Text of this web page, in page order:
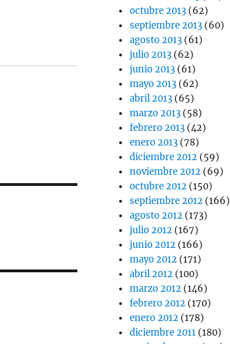
octubre 2013 (62)
septiembre 2013 (60)
agosto 2013 (61)
julio 2013 (62)
junio 2013 (61)
mayo 2013 (62)
abril 2013 (65)
marzo 2013 (58)
febrero 2013 (42)
enero 2013 (78)
diciembre 2012 (59)
noviembre 2012 (69)
octubre 2012 (150)
septiembre 2012 (166)
agosto 2012 (173)
julio 2012 (167)
junio 2012 (166)
mayo 2012 (171)
abril 2012 (100)
marzo 2012 (146)
febrero 2012 (170)
enero 2012 (178)
diciembre 2011 (180)